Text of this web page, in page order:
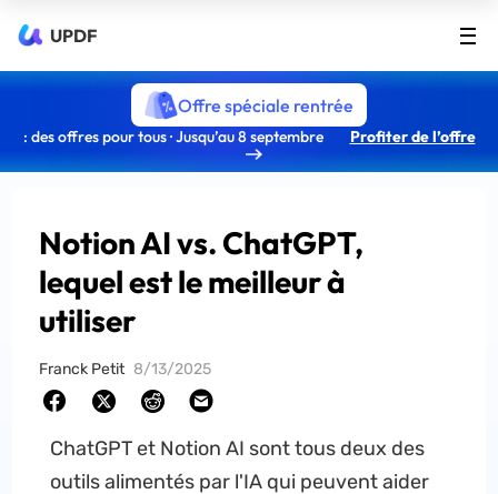
UPDF
Offre spéciale rentrée
: des offres pour tous · Jusqu’au 8 septembre Profiter de l’offre
Notion AI vs. ChatGPT,
lequel est le meilleur à
utiliser
Franck Petit 8/13/2025
ChatGPT et Notion AI sont tous deux des
outils alimentés par l'IA qui peuvent aider